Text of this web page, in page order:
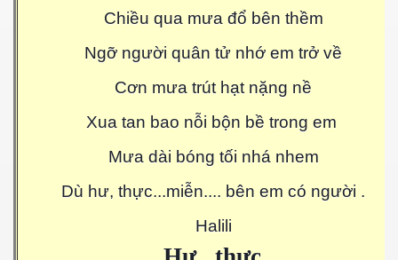
Chiều qua mưa đổ bên thềm
Ngỡ người quân tử nhớ em trở về
Cơn mưa trút hạt nặng nề
Xua tan bao nỗi bộn bề trong em
Mưa dài bóng tối nhá nhem
Dù hư, thực...miễn.... bên em có người .
Halili